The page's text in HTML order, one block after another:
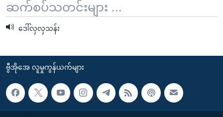
ရန်
နေရာ
ဆက်စပ်သတင်းများ ...
ဒေါ်လှလှသန်း
ဗွီအိုအေ လူမှုကွန်ယက်များ